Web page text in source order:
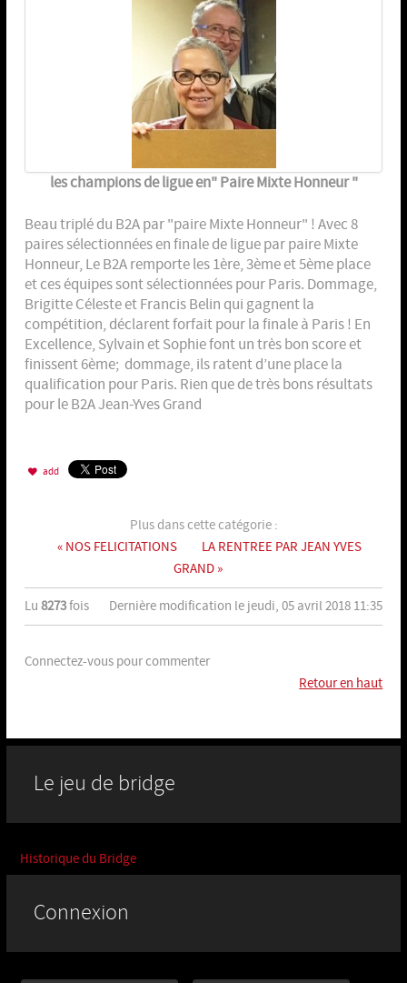
les champions de ligue en" Paire Mixte Honneur "
Beau triplé du B2A par "paire Mixte Honneur" ! Avec 8
paires sélectionnées en finale de ligue par paire Mixte
Honneur, Le B2A remporte les 1ère, 3ème et 5ème place
et ces équipes sont sélectionnées pour Paris. Dommage,
Brigitte Céleste et Francis Belin qui gagnent la
compétition, déclarent forfait pour la finale à Paris ! En
Excellence, Sylvain et Sophie font un très bon score et
finissent 6ème; dommage, ils ratent d’une place la
qualification pour Paris. Rien que de très bons résultats
pour le B2A Jean-Yves Grand
add
Plus dans cette catégorie :
« NOS FELICITATIONS
LA RENTREE PAR JEAN YVES
GRAND »
Lu 8273fois Dernière modification le jeudi, 05 avril 2018 11:35
Connectez-vous pour commenter
Retour en haut
Le jeu de bridge
Historique du Bridge
Connexion